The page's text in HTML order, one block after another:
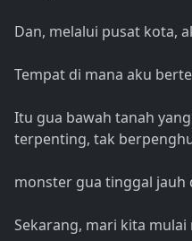
Dan, melalui pusat kota,
Tempat di mana aku
Itu gua bawah tanah
terpenting, tak
monster gua tinggal jauh
Sekarang, mari kita mulai